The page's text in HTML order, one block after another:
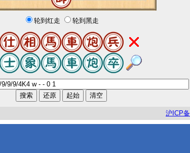
轮到红走 轮到黑走
沪 ICP备